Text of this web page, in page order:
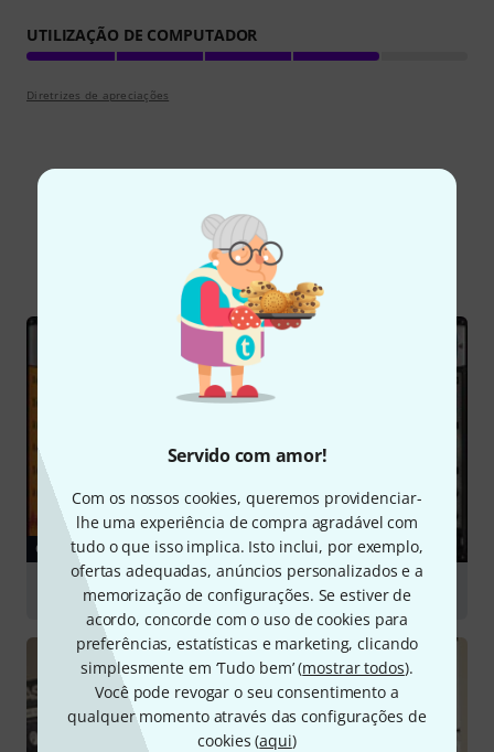
Servido com amor!
Com os nossos cookies, queremos providenciar-
lhe uma experiência de compra agradável com
tudo o que isso implica. Isto inclui, por exemplo,
ofertas adequadas, anúncios personalizados e a
memorização de configurações. Se estiver de
acordo, concorde com o uso de cookies para
preferências, estatísticas e marketing, clicando
simplesmente em ‘Tudo bem’ (mostrar todos).
Você pode revogar o seu consentimento a
qualquer momento através das configurações de
cookies (aqui)
UTILIZAÇÃO DE COMPUTADOR
Diretrizes de apreciações
Sabia?
Todos Guia Online
GUIA
Sound Libraries & Sampling